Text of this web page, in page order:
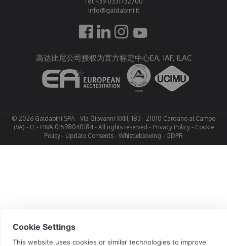
info@galdabini.it
高达比尼公司授权为官方标定中心EA, IAF, ILAC
© 2026 Galdabini SPA - Via Giovanni XXIII, 183 - 21010 Cardano al Campo
(VA) - IT - P.IVA 01598040184 - All rights reserved - Privacy Policy- Cookie
Policy - Update Consents - Whistleblowing - GDPR